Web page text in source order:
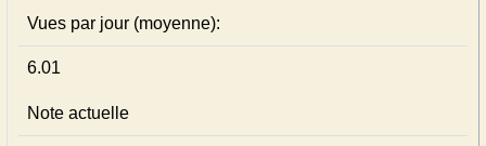
Vues par jour (moyenne):
6.01
Note actuelle